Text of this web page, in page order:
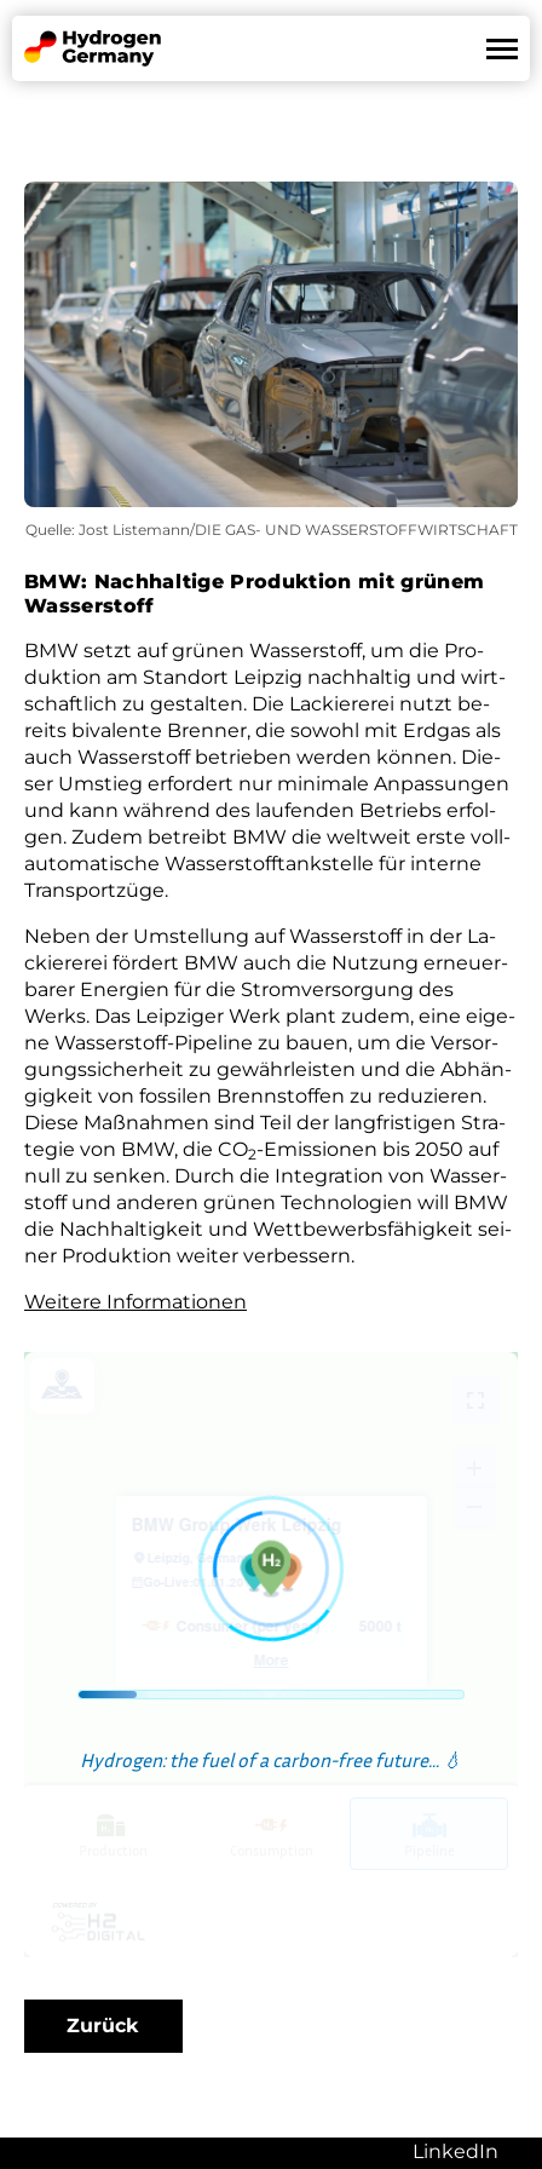
Referenzen
News
Partner
De En
Quelle: Jost Listemann/DIE GAS- UND WASSERSTOFFWIRTSCHAFT
BMW: Nachhaltige Produktion mit grünem
Wasserstoff
BMW setzt auf grü­nen Was­ser­stoff, um die Pro­
duk­tion am Stand­ort Leip­zig nach­hal­tig und wirt­
schaft­lich zu ge­stal­ten. Die La­ckie­re­rei nutzt be­
reits bi­va­len­te Bren­ner, die so­wohl mit Erd­gas als
auch Was­ser­stoff be­trie­ben wer­den kön­nen. Die­
ser Um­stieg er­for­dert nur mi­ni­ma­le An­pas­sun­gen
und kann wäh­rend des lau­fen­den Be­triebs er­fol­
gen. Zu­dem be­treibt BMW die welt­weit ers­te voll­
au­to­ma­ti­sche Was­ser­stoff­tank­stel­le für in­ter­ne
Trans­port­zü­ge.
Ne­ben der Um­stel­lung auf Was­ser­stoff in der La­
ckie­re­rei för­dert BMW auch die Nut­zung er­neu­er­
ba­rer Ener­gien für die Strom­ver­sor­gung des
Werks. Das Leip­zi­ger Werk plant zu­dem, eine ei­ge­
ne Was­ser­stoff-Pipe­line zu bauen, um die Ver­sor­
gungs­si­cher­heit zu ge­währ­leis­ten und die Ab­hän­
gig­keit von fos­si­len Brenn­stof­fen zu re­du­zie­ren.
Die­se Maß­nah­men sind Teil der lang­fris­ti­gen Stra­
te­gie von BMW, die CO2-Emis­sio­nen bis 2050 auf
null zu sen­ken. Durch die In­te­gra­tion von Was­ser­
stoff und an­de­ren grü­nen Tech­no­lo­gien will BMW
die Nach­hal­tig­keit und Wett­be­werbs­fä­hig­keit sei­
ner Pro­duk­tion wei­ter ver­bes­sern​.
Weitere Informationen
Zurück
LinkedIn